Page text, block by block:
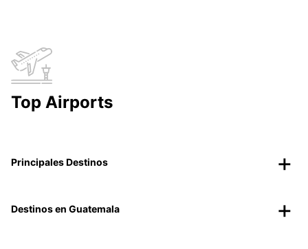
Top Airports
Principales Destinos
Destinos en Guatemala